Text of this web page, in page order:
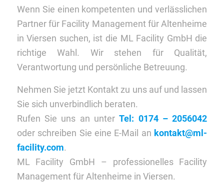
Wenn Sie einen kompetenten und verlässlichen
Partner für Facility Management für Altenheime
in Viersen suchen, ist die ML Facility GmbH die
richtige Wahl. Wir stehen für Qualität,
Verantwortung und persönliche Betreuung.
Nehmen Sie jetzt Kontakt zu uns auf und lassen
Sie sich unverbindlich beraten.
Rufen Sie uns an unterTel: 0174 – 2056042
oder schreiben Sie eine E-Mail an kontakt@ml-
facility.com.
ML Facility GmbH – professionelles Facility
Management für Altenheime in Viersen.